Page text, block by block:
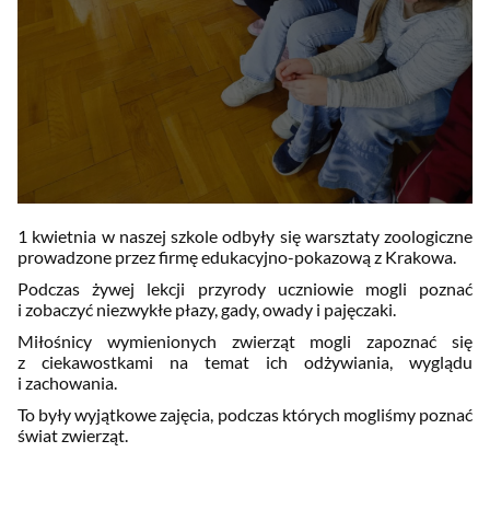
1 kwietnia w naszej szkole odbyły się warsztaty zoologiczne
prowadzone przez firmę edukacyjno-pokazową z Krakowa.
Podczas żywej lekcji przyrody uczniowie mogli poznać
i zobaczyć niezwykłe płazy, gady, owady i pajęczaki.
Miłośnicy wymienionych zwierząt mogli zapoznać się
z ciekawostkami na temat ich odżywiania, wyglądu
i zachowania.
To były wyjątkowe zajęcia, podczas których mogliśmy poznać
świat zwierząt.